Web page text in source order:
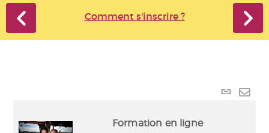
Comment s'inscrire ?
Lien
Formation en ligne